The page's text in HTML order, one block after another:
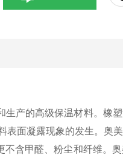
产的高级保温材料。橡
面凝露现象的发生。奥
含甲醛、粉尘和纤维。